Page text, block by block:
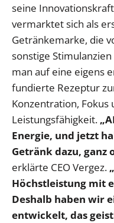
seine
vermarktet sich als
Getränkemarke, die
sonstige
man auf eine eigens
fundierte Rezeptur
Konzentration,
Leistungsfähigkeit.
Energie, und jetzt
Getränk dazu, ganz
erklärte CEO Vergez.
Höchstleistung mit
Deshalb haben wir
entwickelt, das